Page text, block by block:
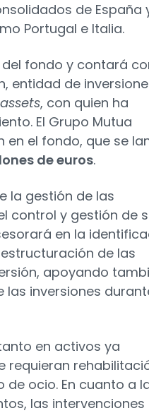
de España
Portugal e Italia.
fondo y contará
entidad de
, con quien ha
El Grupo Mutua
el fondo, que se
de euros.
la gestión de las
control y gestión de
en la
de las
apoyando
las inversiones
en activos ya
requieran
ocio. En cuanto a
las intervenciones